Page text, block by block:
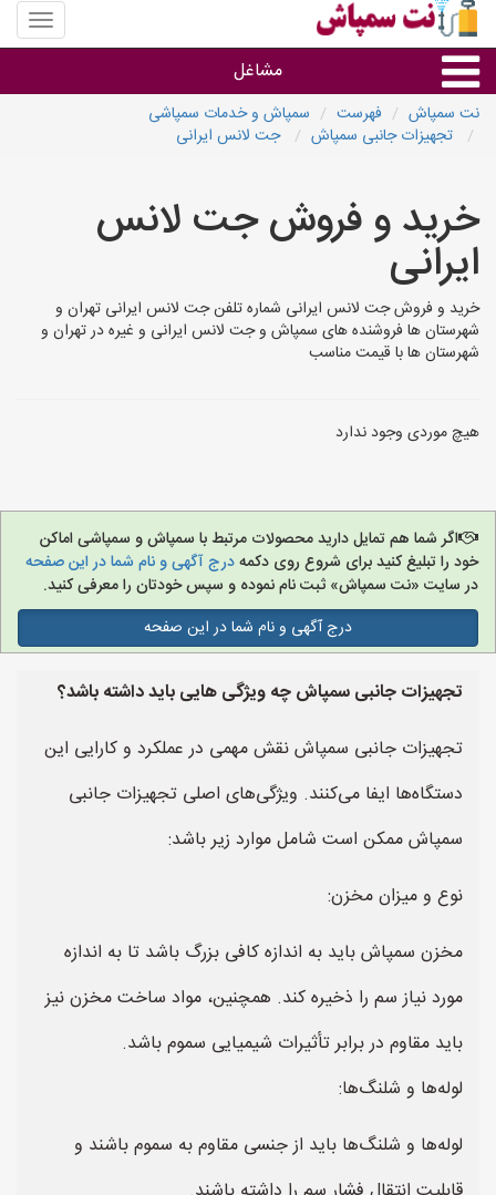
منوی
سایت
مشاغل
گروه ها
استان ها
نت سمپاش فهرست
سمپاش و خدمات سمپاشی
تجهیزات جانبی سمپاش
جت لانس ایرانی
خرید و فروش جت لانس
ایرانی
خرید و فروش جت لانس ایرانی شماره تلفن جت لانس ایرانی تهران و
شهرستان ها فروشنده های سمپاش و جت لانس ایرانی و غیره در تهران و
شهرستان ها با قیمت مناسب
هیچ موردی وجود ندارد
اگر شما هم تمایل دارید محصولات مرتبط با سمپاش و سمپاشی اماکن
خود را تبلیغ کنید برای شروع روی دکمهدرج آگهی و نام شما در این صفحه
در سایت «نت سمپاش» ثبت نام نموده و سپس خودتان را معرفی کنید.
درج آگهی و نام شما در این صفحه
تجهیزات جانبی سمپاش چه ویژگی هایی باید داشته باشد؟
تجهیزات جانبی سمپاش نقش مهمی در عملکرد و کارایی این
دستگاه‌ها ایفا می‌کنند. ویژگی‌های اصلی تجهیزات جانبی
سمپاش ممکن است شامل موارد زیر باشد:
نوع و میزان مخزن:
مخزن سمپاش باید به اندازه کافی بزرگ باشد تا به اندازه
مورد نیاز سم را ذخیره کند. همچنین، مواد ساخت مخزن نیز
باید مقاوم در برابر تأثیرات شیمیایی سموم باشد.
لوله‌ها و شلنگ‌ها:
لوله‌ها و شلنگ‌ها باید از جنسی مقاوم به سموم باشند و